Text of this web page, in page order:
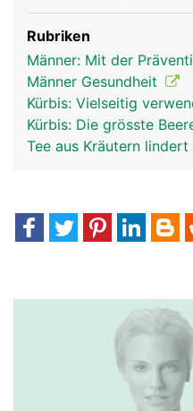
Rubriken
Männer: Mit der
Männer Gesundheit
Kürbis: Vielseitig
Kürbis: Die grösste
Tee aus Kräutern